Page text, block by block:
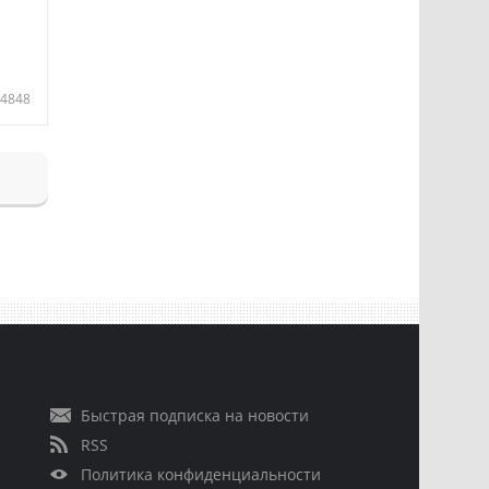
4848
Быстрая подписка на новости
RSS
Политика конфиденциальности